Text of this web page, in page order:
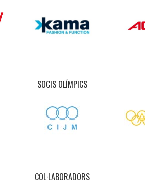
SOCIS OLÍMPICS
COL·LABORADORS